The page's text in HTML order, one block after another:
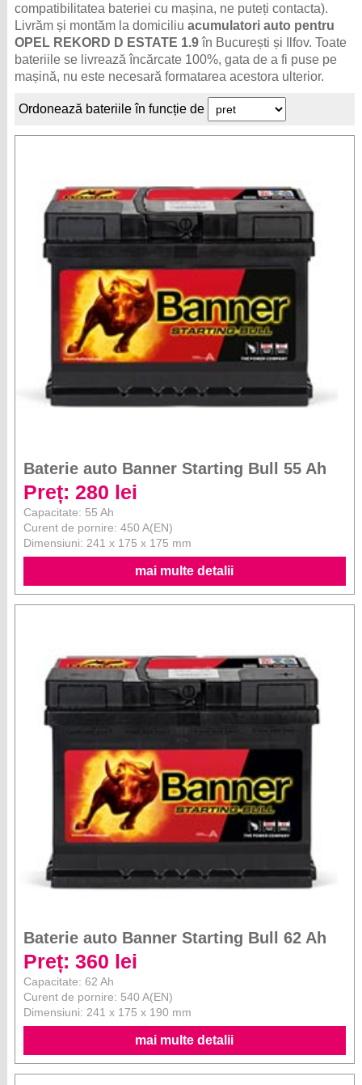
compatibilitatea bateriei cu mașina, ne puteți contacta).
Livrăm și montăm la domiciliuacumulatori auto pentru
OPEL REKORD D ESTATE 1.9în București și Ilfov. Toate
bateriile se livrează încărcate 100%, gata de a fi puse pe
mașină, nu este necesară formatarea acestora ulterior.
Ordonează bateriile în funcție de
Baterie auto Banner Starting Bull 55 Ah
Preț: 280 lei
Capacitate: 55 Ah
Curent de pornire: 450 A(EN)
Dimensiuni: 241 x 175 x 175 mm
mai multe detalii
Baterie auto Banner Starting Bull 62 Ah
Preț: 360 lei
Capacitate: 62 Ah
Curent de pornire: 540 A(EN)
Dimensiuni: 241 x 175 x 190 mm
mai multe detalii